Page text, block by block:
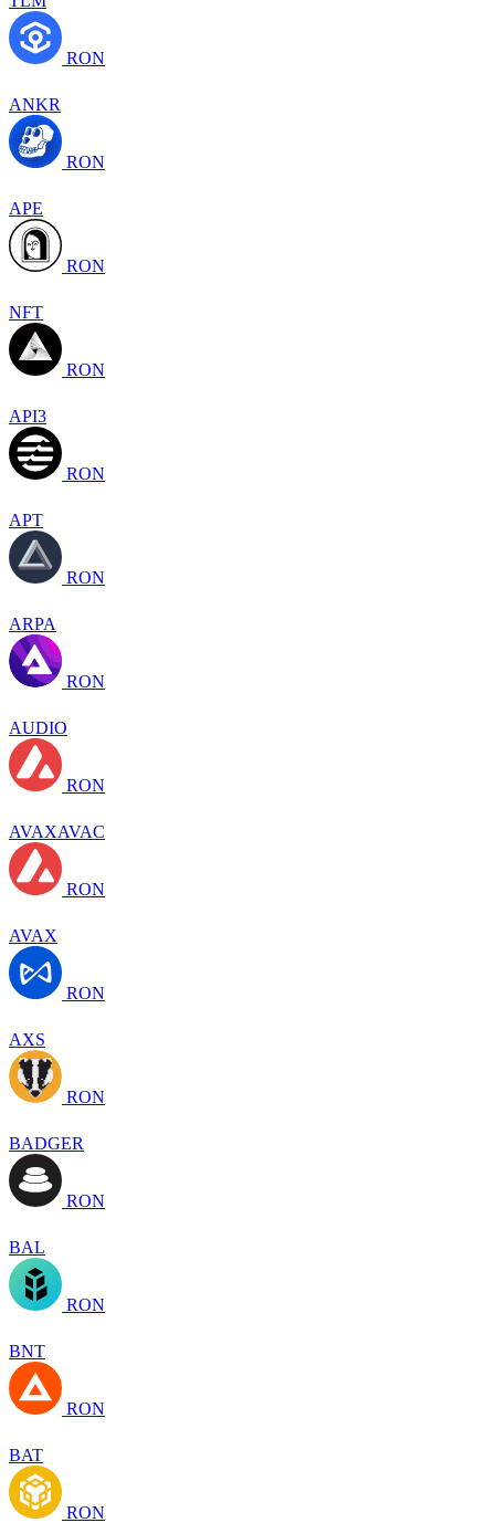
RON
ANKR
RON
APE
RON
NFT
RON
API3
RON
APT
RON
ARPA
RON
AUDIO
RON
AVAXAVAC
RON
AVAX
RON
AXS
RON
BADGER
RON
BAL
RON
BNT
RON
BAT
RON